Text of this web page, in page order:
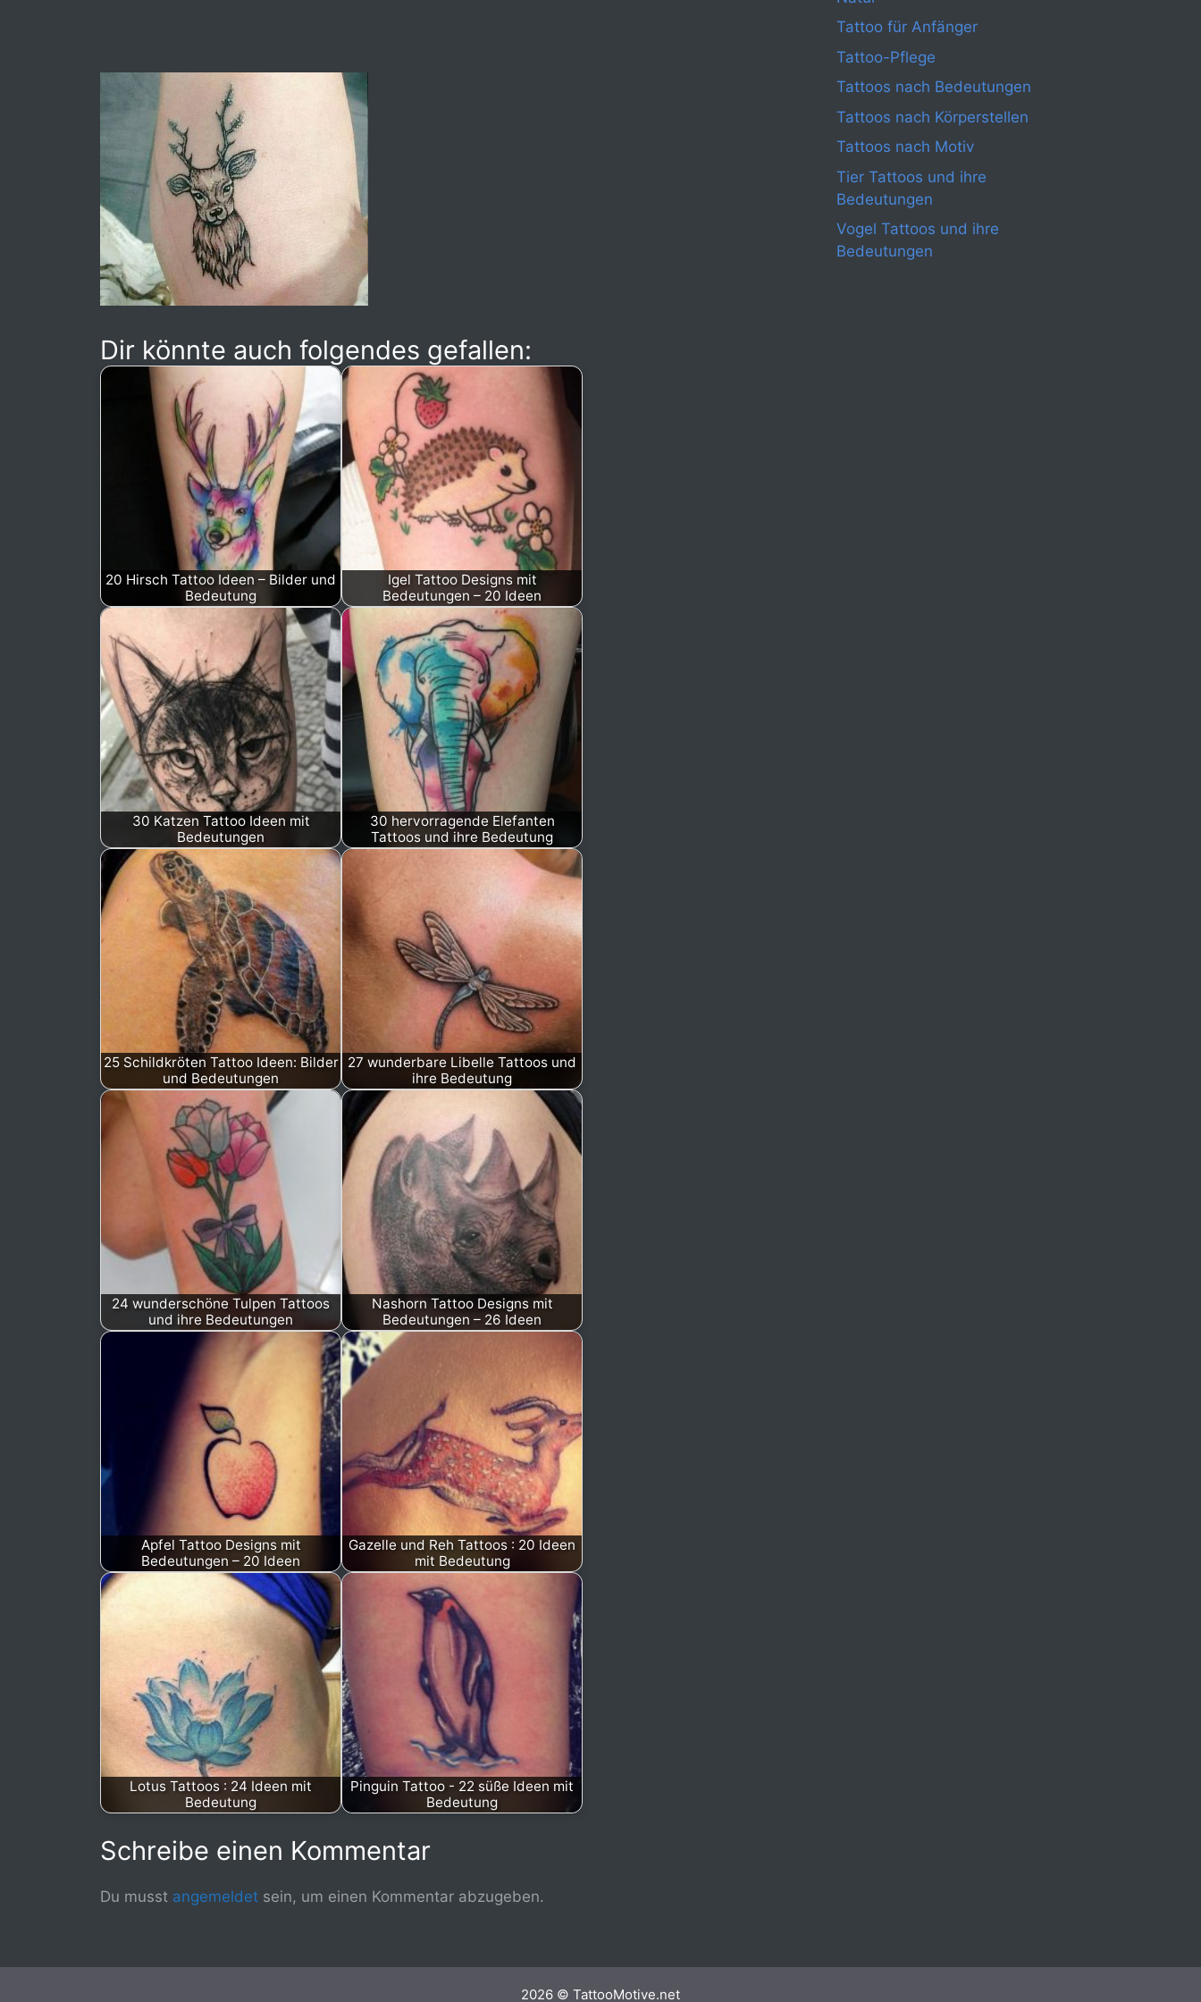
Dir könnte auch folgendes gefallen:
20 Hirsch Tattoo Ideen – Bilder und
Bedeutung
Igel Tattoo Designs mit
Bedeutungen – 20 Ideen
30 Katzen Tattoo Ideen mit
Bedeutungen
30 hervorragende Elefanten
Tattoos und ihre Bedeutung
25 Schildkröten Tattoo Ideen: Bilder
und Bedeutungen
27 wunderbare Libelle Tattoos und
ihre Bedeutung
24 wunderschöne Tulpen Tattoos
und ihre Bedeutungen
Nashorn Tattoo Designs mit
Bedeutungen – 26 Ideen
Apfel Tattoo Designs mit
Bedeutungen – 20 Ideen
Gazelle und Reh Tattoos : 20 Ideen
mit Bedeutung
Lotus Tattoos : 24 Ideen mit
Bedeutung
Pinguin Tattoo - 22 süße Ideen mit
Bedeutung
Schreibe einen Kommentar
Du musst angemeldet sein, um einen Kommentar abzugeben.
Tattoo für Anfänger
Tattoo-Pflege
Tattoos nach Bedeutungen
Tattoos nach Körperstellen
Tattoos nach Motiv
Tier Tattoos und ihre
Bedeutungen
Vogel Tattoos und ihre
Bedeutungen
2026 © TattooMotive.net